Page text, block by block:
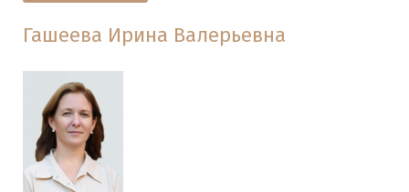
Гашеева Ирина Валерьевна